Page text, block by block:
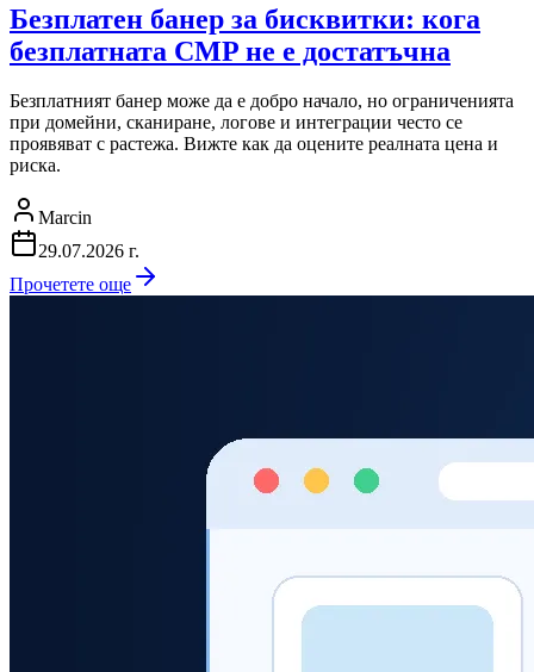
Безплатен банер за бисквитки: кога
безплатната CMP не е достатъчна
Безплатният банер може да е добро начало, но ограниченията
при домейни, сканиране, логове и интеграции често се
проявяват с растежа. Вижте как да оцените реалната цена и
риска.
Marcin
29.07.2026 г.
Прочетете още